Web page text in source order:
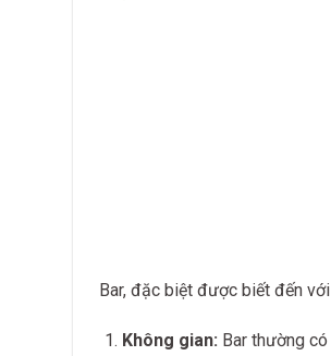
Bar, đặc biệt được biết đến
Không gian: Bar thường